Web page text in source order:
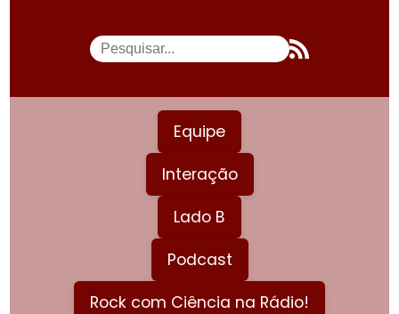
Equipe
Interação
Lado B
Podcast
Rock com Ciência na Rádio!